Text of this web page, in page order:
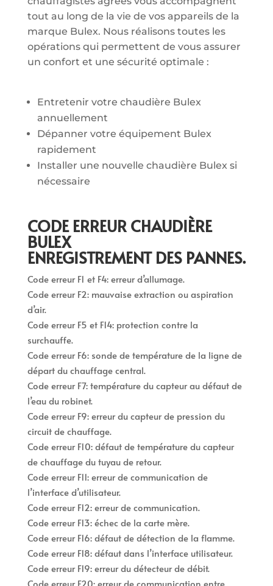
tout au long de la vie de vos appareils de la
marque Bulex. Nous réalisons toutes les
opérations qui permettent de vous assurer
un confort et une sécurité optimale :
Entretenir votre chaudière Bulex
annuellement
Dépanner votre équipement Bulex
rapidement
Installer une nouvelle chaudière Bulex si
nécessaire
CODE ERREUR CHAUDIÈRE
BULEX
ENREGISTREMENT DES PANNES.
Code erreur F1 et F4: erreur d’allumage.
Code erreur F2: mauvaise extraction ou aspiration
d’air.
Code erreur F5 et F14: protection contre la
surchauffe.
Code erreur F6: sonde de température de la ligne de
départ du chauffage central.
Code erreur F7: température du capteur au défaut de
l’eau du robinet.
Code erreur F9: erreur du capteur de pression du
circuit de chauffage.
Code erreur F10: défaut de température du capteur
de chauffage du tuyau de retour.
Code erreur F11: erreur de communication de
l’interface d’utilisateur.
Code erreur F12: erreur de communication.
Code erreur F13: échec de la carte mère.
Code erreur F16: défaut de détection de la flamme.
Code erreur F18: défaut dans l’interface utilisateur.
Code erreur F19: erreur du détecteur de débit.
Code erreur F20: erreur de communication entre